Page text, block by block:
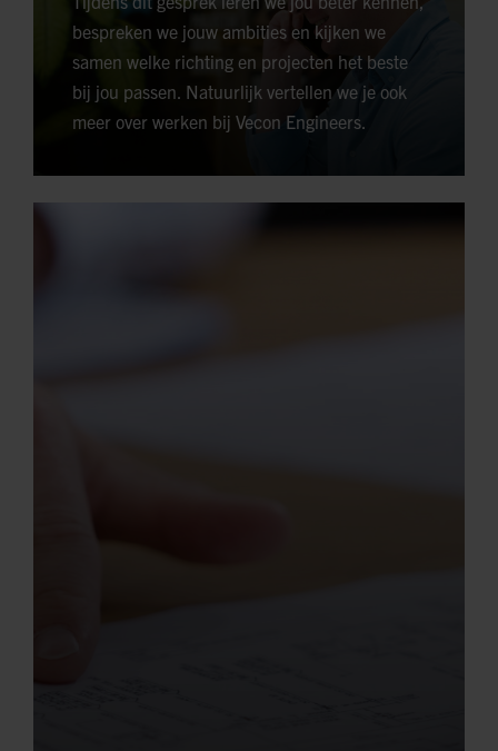
bespreken we jouw ambities en kijken we
samen welke richting en projecten het beste
bij jou passen. Natuurlijk vertellen we je ook
meer over werken bij Vecon Engineers.